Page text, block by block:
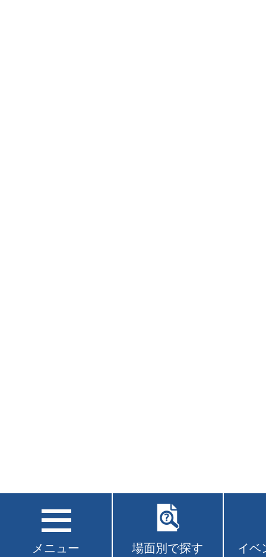
メニュー 場面別で探す イベ